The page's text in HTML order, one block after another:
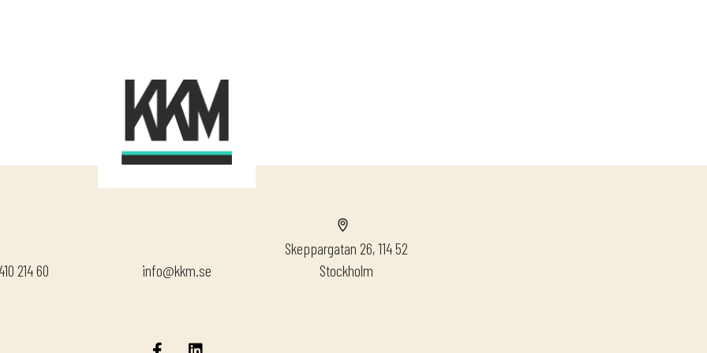
214 60 info@kkm.se
Skeppargatan 26, 114 52
Stockholm